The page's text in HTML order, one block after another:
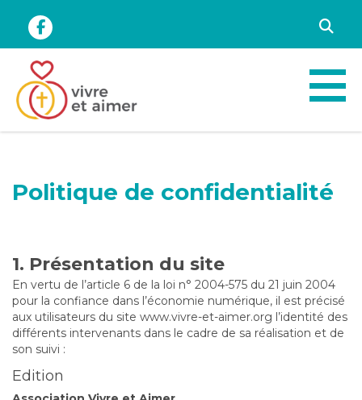
Vivre
Politique
de
confidentialité
Politique de confidentialité
1. Présentation du site
En vertu de l’article 6 de la loi n° 2004-575 du 21 juin 2004
pour la confiance dans l’économie numérique, il est précisé
aux utilisateurs du site www.vivre-et-aimer.org l’identité des
différents intervenants dans le cadre de sa réalisation et de
son suivi :
Edition